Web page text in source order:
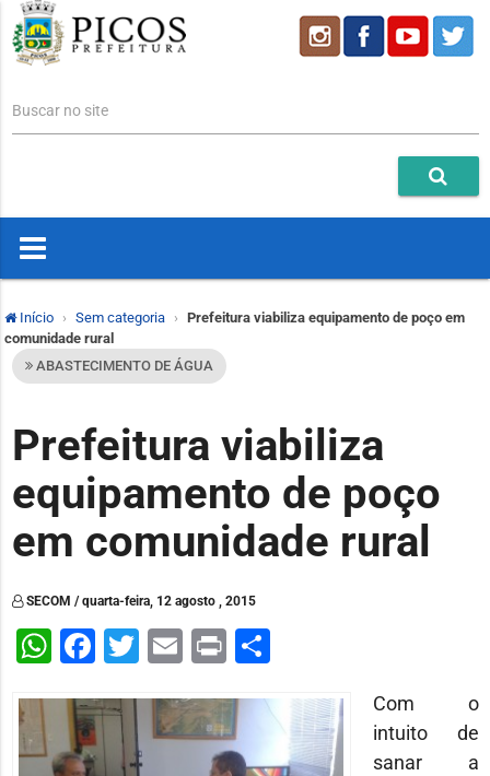
Buscar no site
Início Sem categoria
Prefeitura viabiliza equipamento de poço em
comunidade rural
ABASTECIMENTO DE ÁGUA
Prefeitura viabiliza
equipamento de poço
em comunidade rural
SECOM / quarta-feira, 12 agosto , 2015
WhatsApp
Facebook
Twitter
Email
PrintShare
Com o
intuito de
sanar a